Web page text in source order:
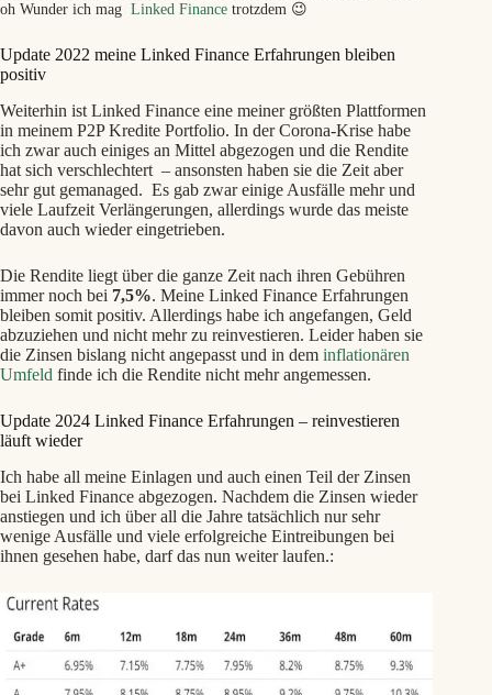
Linked Finance 7 August 2018, 11:38
this loan agreement regarding the current arrears position,
however, to date we have had no response . An initial default
providing 14 days to resolve the missed repayment on this
loan . A further update will be communicated to lenders upon
expiry of this 14 day period or sooner should there be any
movement on the case .
Linked Finance 24 July 2018, 10:56
We have become aware that a business you lent to recently
Irish Golf Tours, has yet to miss a repayment, given the
recency of the loan and information obtained by Linked
Finance, we have taken the decision to accelerate our debt
management process. This loan for €100,000 was issued in
June and the business had used Linked Finance on four
previous occasions. All previous loans were either fully repaid
was essentially to be used as a bridging facility until the
completion of a planned equity investment. Our standard
sufficient affordability within the business. Furthermore, we
also sought evidence of this planned equity investment by way
of a copy of the agreement and a letter from the borrower’s
solicitor confirming the expected timelines and that the
borrower was agreeable to paying down Linked Finance loans
from both the borrower’s accountant and solicitor stating that
the planned equity investment had not reached completion and
this was later followed by reports that the business had ceased
clarification on the status of the business and their ability to
oh Wunder ich mag Linked Finance trotzdem 😉
Update 2022 meine Linked Finance Erfahrungen bleiben
positiv
Weiterhin ist Linked Finance eine meiner größten Plattformen
in meinem P2P Kredite Portfolio. In der Corona-Krise habe
ich zwar auch einiges an Mittel abgezogen und die Rendite
hat sich verschlechtert – ansonsten haben sie die Zeit aber
sehr gut gemanaged. Es gab zwar einige Ausfälle mehr und
viele Laufzeit Verlängerungen, allerdings wurde das meiste
davon auch wieder eingetrieben.
Die Rendite liegt über die ganze Zeit nach ihren Gebühren
immer noch bei 7,5%. Meine Linked Finance Erfahrungen
bleiben somit positiv. Allerdings habe ich angefangen, Geld
abzuziehen und nicht mehr zu reinvestieren. Leider haben sie
die Zinsen bislang nicht angepasst und in dem inflationären
Umfeld finde ich die Rendite nicht mehr angemessen.
Update 2024 Linked Finance Erfahrungen – reinvestieren
läuft wieder
Ich habe all meine Einlagen und auch einen Teil der Zinsen
bei Linked Finance abgezogen. Nachdem die Zinsen wieder
anstiegen und ich über all die Jahre tatsächlich nur sehr
wenige Ausfälle und viele erfolgreiche Eintreibungen bei
ihnen gesehen habe, darf das nun weiter laufen.: